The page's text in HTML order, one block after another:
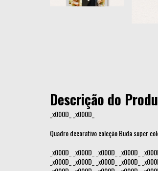
Descrição do
_x000D_ _x000D_
Quadro decorativo coleção Buda super
_x000D_ _x000D_ _x000D_ _x000D_
_x000D_ _x000D_ _x000D_ _x000D_